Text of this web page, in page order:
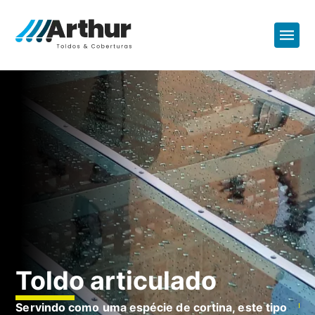
Toldo articulado
Servindo como uma espécie de cortina, este tipo